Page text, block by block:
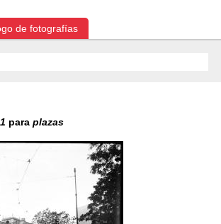
de fotografías
1 para plazas